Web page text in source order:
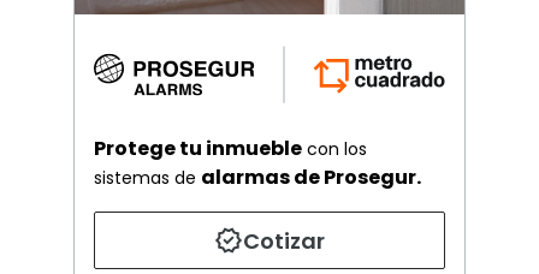
Protege tu inmueble con los
sistemas de alarmas de Prosegur.
Cotizar